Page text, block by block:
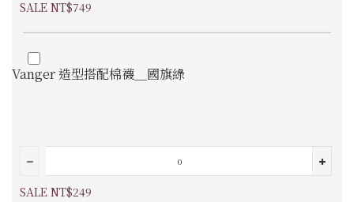
SALE NT$749
Vanger 造型搭配棉襪＿國旗綠
SALE NT$249